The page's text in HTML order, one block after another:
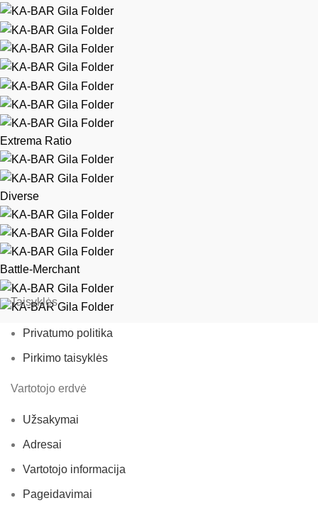
Extrema Ratio
Diverse
Battle-Merchant
Taisyklės
Privatumo politika
Pirkimo taisyklės
Vartotojo erdvė
Užsakymai
Adresai
Vartotojo informacija
Pageidavimai